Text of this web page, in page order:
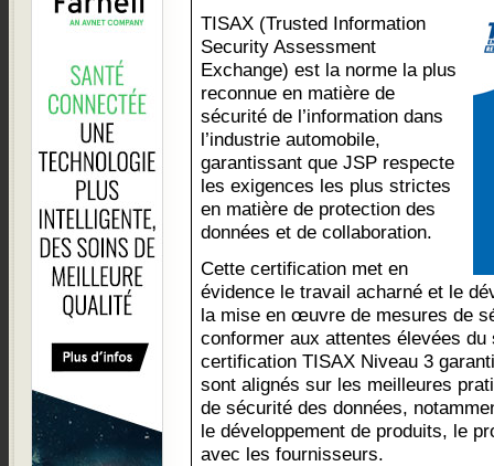
TISAX (Trusted Information
Security Assessment
Exchange) est la norme la plus
reconnue en matière de
sécurité de l’information dans
l’industrie automobile,
garantissant que JSP respecte
les exigences les plus strictes
en matière de protection des
données et de collaboration.
Cette certification met en
évidence le travail acharné et le
la mise en œuvre de mesures de
conformer aux attentes élevées
certification TISAX Niveau 3
sont alignés sur les meilleures
de sécurité des données,
le développement de produits, le
avec les fournisseurs.